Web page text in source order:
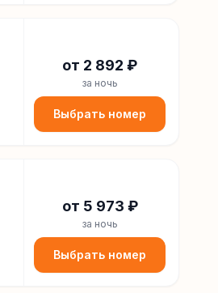
от 2 892 ₽
за ночь
Выбрать номер
от 5 973 ₽
за ночь
Выбрать номер